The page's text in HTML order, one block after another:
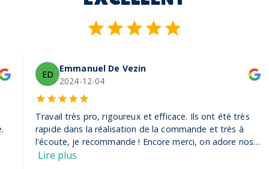
ED
Emmanuel De Vezin
2024-12-04
Travail très pro, rigoureux et efficace. Ils ont été très
rapide dans la réalisation de la commande et très à
l'écoute, je recommande ! Encore merci, on adore nos
casquettes
Lire plus